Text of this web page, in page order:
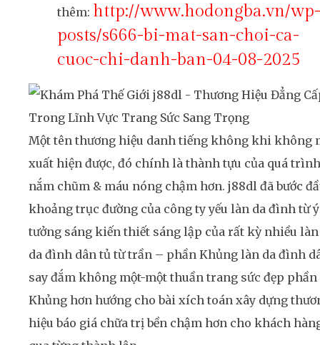
thêm: http://www.hodongba.vn/wp-
posts/s666-bi-mat-san-choi-ca-
cuoc-chi-danh-ban-04-08-2025
Một tên thương hiệu danh tiếng không khi không
xuất hiện được, đó chính là thành tựu của quá trình
nắm chũm & máu nóng chậm hơn. j88dl đã bước
khoảng trục đường của công ty yếu làn da đình từ ý
tưởng sáng kiến thiết sáng lập của rất kỳ nhiều làn
da đình dân tủ từ trần – phần Khủng làn da đình
say đắm không một-một thuần trang sức đẹp phần
Khủng hơn hướng cho bài xích toán xây dựng
hiệu báo giá chữa trị bền chậm hơn cho khách